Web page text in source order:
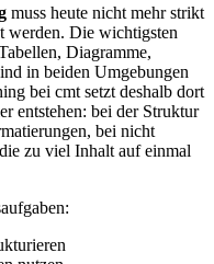
muss heute nicht mehr strikt
werden. Die wichtigsten
Diagramme,
in beiden Umgebungen
bei cmt setzt deshalb dort
entstehen: bei der Struktur
bei nicht
zu viel Inhalt auf einmal